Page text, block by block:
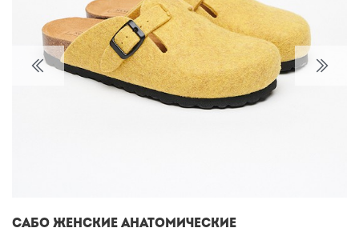
САБО ЖЕНСКИЕ АНАТОМИЧЕСКИЕ